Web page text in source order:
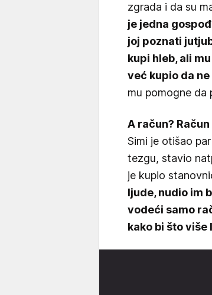
zgrada i da su
je jedna
joj poznati
kupi hleb, ali
već kupio da
mu pomogne da
A račun?
Simi je otišao
tezgu, stavio
je kupio
ljude, nudio im
vodeći samo
kako bi što